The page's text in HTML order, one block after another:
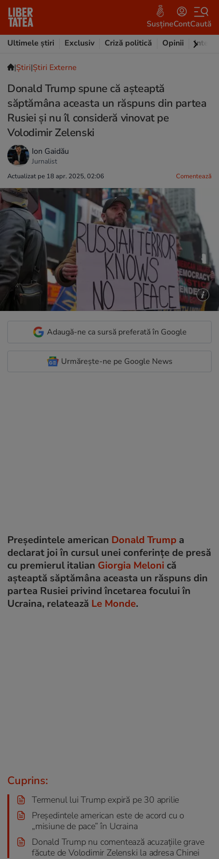
SusțineContCaută
Ultimele știri
Exclusiv Criză politică Opinii
|Ştiri|Știri Externe
Donald Trump spune că așteaptă
săptămâna aceasta un răspuns din partea
Rusiei și nu îl consideră vinovat pe
Volodimir Zelenski
Ion Gaidău
Jurnalist
Actualizat pe 18 apr. 2025, 02:06 Comentează
Adaugă-ne ca sursă preferată în Google
Urmărește-ne pe Google News
Președintele american Donald Trump a
declarat joi în cursul unei conferințe de presă
cu premierul italian Giorgia Meloni că
așteaptă săptămâna aceasta un răspuns din
partea Rusiei privind încetarea focului în
Ucraina, relatează Le Monde.
Cuprins:
Termenul lui Trump expiră pe 30 aprilie
Președintele american este de acord cu o
„misiune de pace” în Ucraina
Donald Trump nu comentează acuzațiile grave
făcute de Volodimir Zelenski la adresa Chinei